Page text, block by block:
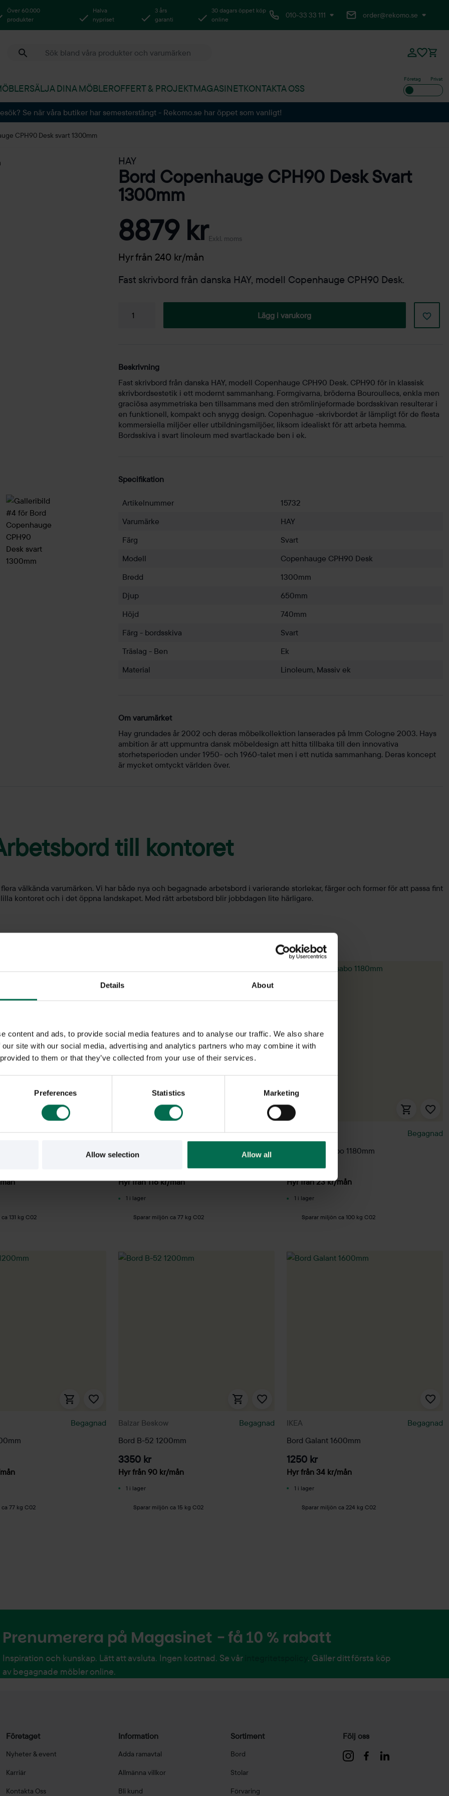
Details About
content and ads, to provide social media features and to analyse our traffic. We also share
site with our social media, advertising and analytics partners who may combine it with
to them or that they’ve collected from your use of their services.
Preferences Statistics Marketing
Allow selection Allow all
Över 60.000
produkter
Halva
nypriset
3 års
garanti
30 dagars öppet köp
online
010-33 33 111 order@rekomo.se
SÄLJA DINA MÖBLEROFFERT & PROJEKTMAGASINETKONTAKTA OSS
Företag Privat
Se när våra butiker har semesterstängt - Rekomo.se har öppet som vanligt!
CPH90 Desk svart 1300mm
HAY
Bord Copenhauge CPH90 Desk Svart
1300mm
8879 krExkl. moms
Hyr från 240 kr/mån
Fast skrivbord från danska HAY, modell Copenhauge CPH90 Desk.
Bord
1300mm
mängd
Lägg i varukorg
Beskrivning
Fast skrivbord från danska HAY, modell Copenhauge CPH90 Desk. CPH90 för in klassisk
skrivbordsestetik i ett modernt sammanhang. Formgivarna, bröderna Bouroullecs, enkla men
graciösa asymmetriska ben tillsammans med den strömlinjeformade bordsskivan resulterar i
en funktionell, kompakt och snygg design. Copenhague -skrivbordet är lämpligt för de flesta
kommersiella miljöer eller utbildningsmiljöer, liksom idealiskt för att arbeta hemma.
Bordsskiva i svart linoleum med svartlackade ben i ek.
Specifikation
Artikelnummer
15732
Varumärke
HAY
Färg
Svart
Modell
Copenhauge CPH90 Desk
Bredd
1300mm
Djup
650mm
Höjd
740mm
Färg - bordsskiva
Svart
Träslag - Ben
Ek
Material
Linoleum, Massiv ek
Om varumärket
Hay grundades år 2002 och deras möbelkollektion lanserades på Imm Cologne 2003. Hays
ambition är att uppmuntra dansk möbeldesign att hitta tillbaka till den innovativa
storhetsperioden under 1950- och 1960-talet men i ett nutida sammanhang. Deras koncept
är mycket omtyckt världen över.
till kontoret
välkända varumärken. Vi har både nya och begagnade arbetsbord i varierande storlekar, färger och former för att passa fint
kontoret och i det öppna landskapet. Med rätt arbetsbord blir jobbdagen lite härligare.
Begagnad
bord Ceasar 900mm
131 kg C02
Swedese
Begagnad
Konferensbord 1600mm
Hyr från116kr/mån
1 i lager
Sparar miljön ca 77 kg C02
IKEA
Begagnad
Skrivbord Lisabo 1180mm
850 kr
Hyr från23kr/mån
1 i lager
Sparar miljön ca 100 kg C02
Begagnad
77 kg C02
Balzar Beskow
Begagnad
Bord B-52 1200mm
3350 kr
Hyr från 90 kr/mån
1 i lager
Sparar miljön ca 15 kg C02
IKEA
Begagnad
Bord Galant 1600mm
1250 kr
Hyr från 34 kr/mån
1 i lager
Sparar miljön ca 224 kg C02
Prenumerera på Magasinet - få 10 % rabatt
Inspiration och kunskap. Lätt att avsluta. Ingen kostnad. Se vår
. Gäller ditt första köp
av begagnade möbler online.
Företaget
Nyheter & event
Karriär
Kontakta Oss
Information
Adda ramavtal
Allmänna villkor
Bli kund
Sortiment
Bord
Stolar
Förvaring
Följ oss